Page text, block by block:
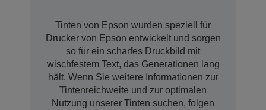
Tinten von Epson wurden speziell für
Drucker von Epson entwickelt und sorgen
so für ein scharfes Druckbild mit
wischfestem Text, das Generationen lang
hält. Wenn Sie weitere Informationen zur
Tintenreichweite und zur optimalen
Nutzung unserer Tinten suchen, folgen